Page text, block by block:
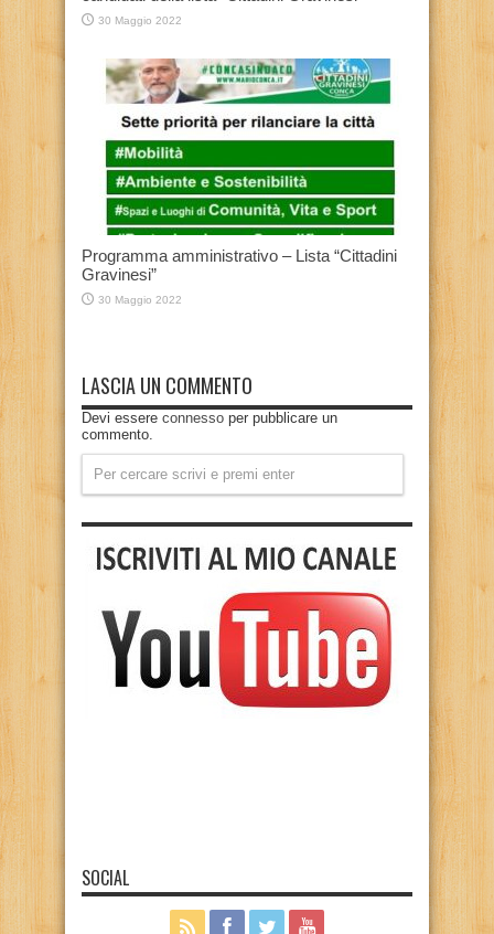
30 Maggio 2022
Programma amministrativo – Lista “Cittadini
Gravinesi”
30 Maggio 2022
LASCIA UN COMMENTO
Devi essere connesso per pubblicare un
commento.
SOCIAL